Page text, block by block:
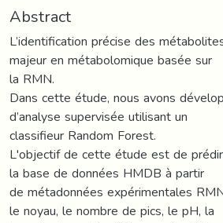
Abstract
L’identification précise des
majeur en métabolomique basée sur
la RMN.
Dans cette étude, nous avons
d’analyse supervisée utilisant un
classifieur Random Forest.
L'objectif de cette étude est de
la base de données HMDB à partir
de métadonnées expérimentales
le noyau, le nombre de pics, le pH, la